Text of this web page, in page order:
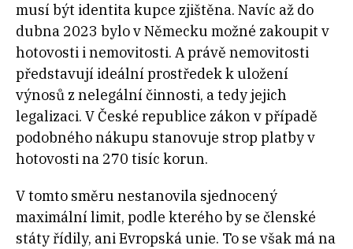
musí být identita kupce zjištěna. Navíc až do
dubna 2023 bylo v Německu možné zakoupit v
hotovosti i nemovitosti. A právě nemovitosti
představují ideální prostředek k uložení
výnosů z nelegální činnosti, a tedy jejich
legalizaci. V České republice zákon v případě
podobného nákupu stanovuje strop platby v
hotovosti na 270 tisíc korun.
V tomto směru nestanovila sjednocený
maximální limit, podle kterého by se členské
státy řídily, ani Evropská unie. To se však má na